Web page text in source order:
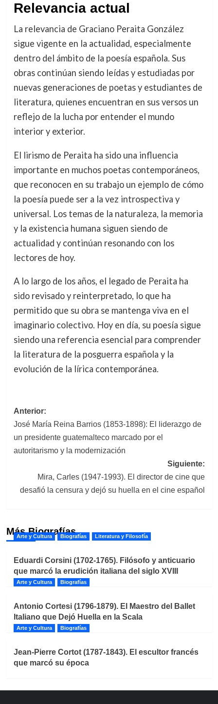
Relevancia actual
La relevancia de Graciano Peraita González
sigue vigente en la actualidad, especialmente
dentro del ámbito de la poesía española. Sus
obras continúan siendo leídas y estudiadas por
nuevas generaciones de poetas y estudiantes de
literatura, quienes encuentran en sus versos un
reflejo de la lucha por entender el mundo
interior y exterior.
El lirismo de Peraita ha sido una influencia
importante en muchos poetas contemporáneos,
que reconocen en su trabajo un ejemplo de cómo
la poesía puede ser a la vez introspectiva y
universal. Los temas de la naturaleza, la memoria
y la existencia humana siguen siendo de
actualidad y continúan resonando con los
lectores de hoy.
A lo largo de los años, el legado de Peraita ha
sido revisado y reinterpretado, lo que ha
permitido que su obra se mantenga viva en el
imaginario colectivo. Hoy en día, su poesía sigue
siendo una referencia esencial para comprender
la literatura de la posguerra española y la
evolución de la lírica contemporánea.
Navegación
de
entradas
Anterior:
José María Reina Barrios (1853-1898): El liderazgo de
un presidente guatemalteco marcado por el
autoritarismo y la modernización
Siguiente:
Mira, Carles (1947-1993). El director de cine que
desafió la censura y dejó su huella en el cine español
Más Biografías
Arte y Cultura Biografías Literatura y Filosofía
Eduardi Corsini (1702-1765). Filósofo y anticuario
que marcó la erudición italiana del siglo XVIII
Arte y Cultura Biografías
Antonio Cortesi (1796-1879). El Maestro del Ballet
Italiano que Dejó Huella en la Scala
Arte y Cultura Biografías
Jean-Pierre Cortot (1787-1843). El escultor francés
que marcó su época